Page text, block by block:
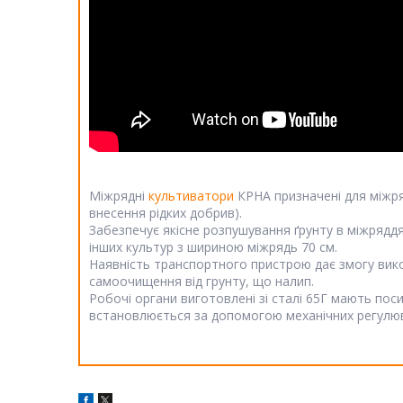
Міжрядні культиватори КРНА призначені для
внесення рідких добрив).
Забезпечує якісне розпушування ґрунту в
інших культур з шириною міжрядь 70 см.
Наявність транспортного пристрою дає змогу
самоочищення від грунту, що налип.
Робочі органи виготовлені зі сталі 65Г мають
встановлюється за допомогою механічних